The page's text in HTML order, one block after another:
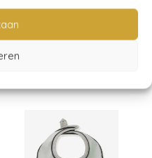
,Baby,Bedtijd